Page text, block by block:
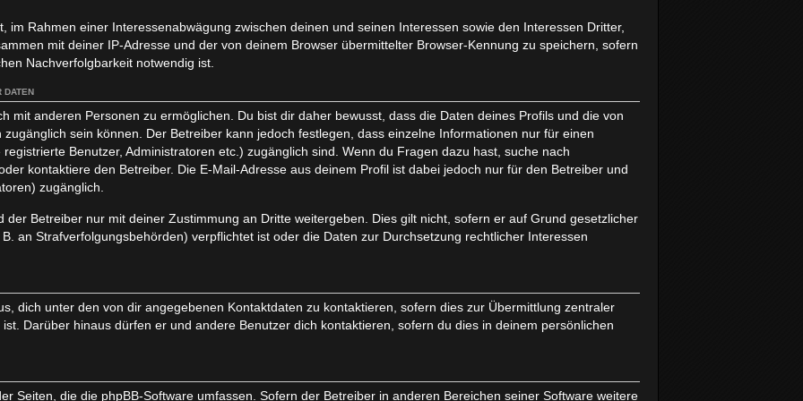
im Rahmen einer Interessenabwägung zwischen deinen und seinen Interessen sowie den Interessen Dritter,
mit deiner IP-Adresse und der von deinem Browser übermittelter Browser-Kennung zu speichern, sofern
Nachverfolgbarkeit notwendig ist.
DATEN
mit anderen Personen zu ermöglichen. Du bist dir daher bewusst, dass die Daten deines Profils und die von
sein können. Der Betreiber kann jedoch festlegen, dass einzelne Informationen nur für einen
Benutzer, Administratoren etc.) zugänglich sind. Wenn du Fragen dazu hast, suche nach
kontaktiere den Betreiber. Die E-Mail-Adresse aus deinem Profil ist dabei jedoch nur für den Betreiber und
zugänglich.
der Betreiber nur mit deiner Zustimmung an Dritte weitergeben. Dies gilt nicht, sofern er auf Grund gesetzlicher
an Strafverfolgungsbehörden) verpflichtet ist oder die Daten zur Durchsetzung rechtlicher Interessen
dich unter den von dir angegebenen Kontaktdaten zu kontaktieren, sofern dies zur Übermittlung zentraler
Darüber hinaus dürfen er und andere Benutzer dich kontaktieren, sofern du dies in deinem persönlichen
Seiten, die die phpBB-Software umfassen. Sofern der Betreiber in anderen Bereichen seiner Software weitere